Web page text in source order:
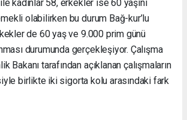
kadınlar 58, erkekler ise 60 yaşını
olabilirken bu durum Bağ-kur’lu
de 60 yaş ve 9.000 prim günü
durumunda gerçekleşiyor. Çalışma
Bakanı tarafından açıklanan çalışmaların
birlikte iki sigorta kolu arasındaki fark